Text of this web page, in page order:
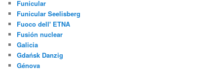
Funicular
Funicular Seelisberg
Fuoco dell' ETNA
Fusión nuclear
Galicia
Gdańsk Danzig
Génova